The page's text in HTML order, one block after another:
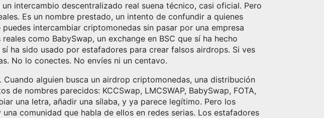
intercambio descentralizado real suena técnico, casi oficial. Pero
Es un nombre prestado, un intento de confundir a quienes
intercambiar criptomonedas sin pasar por una empresa
como BabySwap, un exchange en BSC que sí ha hecho
ha sido usado por estafadores para crear falsos airdrops. Si ves
No lo conectes. No envíes ni un centavo.
alguien busca un airdrop criptomonedas, una distribución
de nombres parecidos: KCCSwap, LMCSWAP, BabySwap, FOTA,
una letra, añadir una sílaba, y ya parece legítimo. Pero los
comunidad que habla de ellos en redes serias. Los estafadores